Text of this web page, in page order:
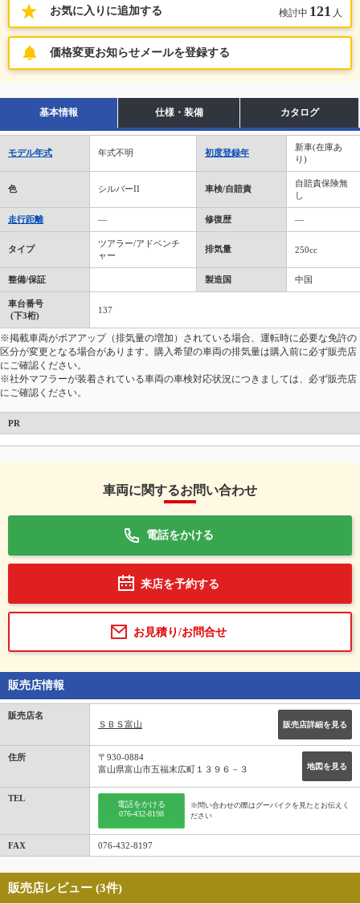
お気に入りに追加する 検討中 121 人
価格変更お知らせメールを登録する
基本情報 仕様・装備 カタログ
モデル年式 年式不明 初度登録年
新車(在庫あ
り)
色 シルバーII 車検/自賠責
自賠責保険無
し
走行距離 ― 修復歴 ―
タイプ
ツアラー/アドベンチ
ャー
排気量 250cc
整備/保証 製造国 中国
車台番号
(下3桁)
137
※掲載車両がボアアップ（排気量の増加）されている場合、運転時に必要な免許の
区分が変更となる場合があります。購入希望の車両の排気量は購入前に必ず販売店
にご確認ください。
※社外マフラーが装着されている車両の車検対応状況につきましては、必ず販売店
にご確認ください。
PR
車両に関するお問い合わせ
電話をかける
来店を予約する
お見積り/お問合せ
販売店情報
販売店名
ＳＢＳ富山
販売店詳細を見る
住所
地図を見る
〒930-0884
富山県富山市五福末広町１３９６－３
TEL
電話をかける
076-432-8198
※問い合わせの際はグーバイクを見たとお伝えく
ださい
FAX 076-432-8197
販売店レビュー (3件)